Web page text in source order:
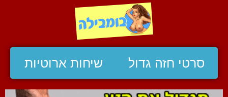
סרטי חזה גדול שיחות ארוטיות